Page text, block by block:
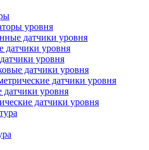
уровня
датчики уровня
датчики уровня
уровня
датчики уровня
датчики уровня
уровня
датчики уровня